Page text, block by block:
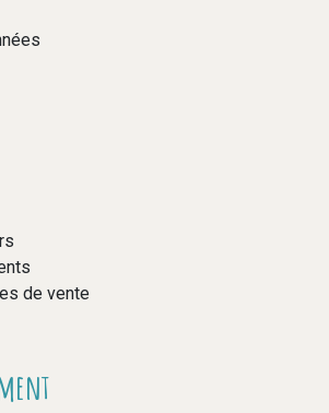
de vente